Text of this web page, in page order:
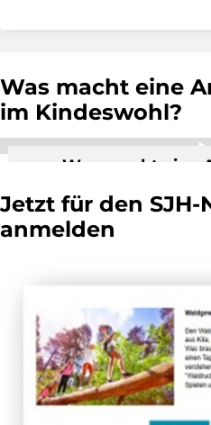
Was macht eine
im Kindeswohl?
Was macht eine
By activating external
Jetzt für den SJH-
anmelden